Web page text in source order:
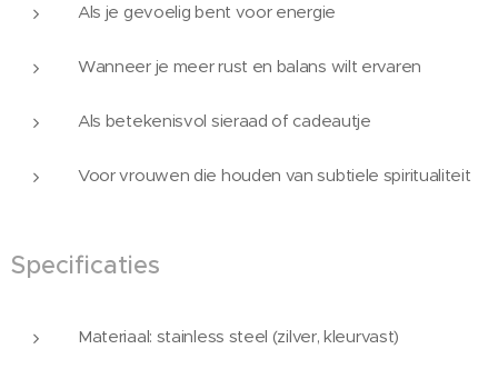
Als je gevoelig bent voor energie
Wanneer je meer rust en balans wilt ervaren
Als betekenisvol sieraad of cadeautje
Voor vrouwen die houden van subtiele spiritualiteit
Specificaties
Materiaal: stainless steel (zilver, kleurvast)